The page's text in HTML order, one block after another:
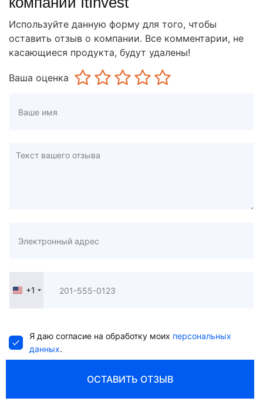
Используйте данную форму для того, чтобы
оставить отзыв о компании. Все комментарии, не
касающиеся продукта, будут удалены!
Ваша оценка
United
+1
Я даю согласие на обработку моих персональных
данных.
ОСТАВИТЬ ОТЗЫВ